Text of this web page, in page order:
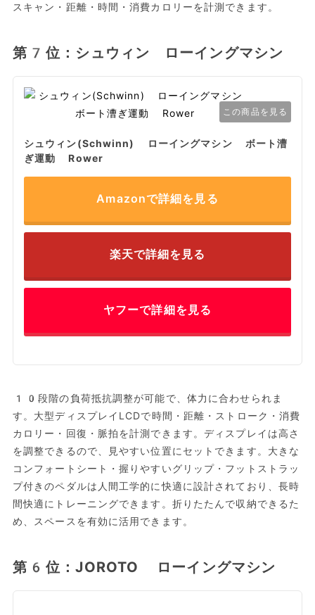
スキャン・距離・時間・消費カロリーを計測できます。
第7位：シュウィン ローイングマシン
この商品を見る
シュウィン(Schwinn) ローイングマシン ボート漕
ぎ運動 Rower
Amazonで詳細を見る
楽天で詳細を見る
ヤフーで詳細を見る
10段階の負荷抵抗調整が可能で、体力に合わせられま
す。大型ディスプレイLCDで時間・距離・ストローク・消費
カロリー・回復・脈拍を計測できます。ディスプレイは高さ
を調整できるので、見やすい位置にセットできます。大きな
コンフォートシート・握りやすいグリップ・フットストラッ
プ付きのペダルは人間工学的に快適に設計されており、長時
間快適にトレーニングできます。折りたたんで収納できるた
め、スペースを有効に活用できます。
第6位：JOROTO ローイングマシン